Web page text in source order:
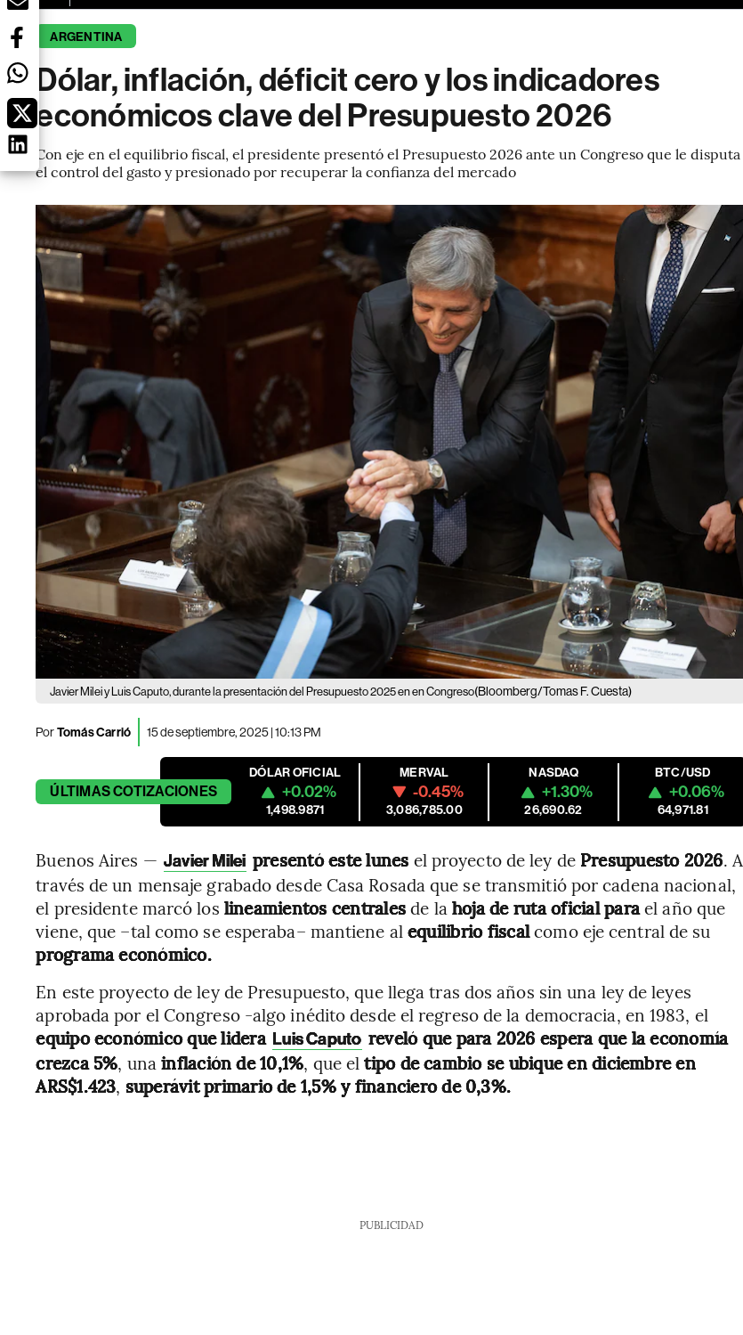
ARGENTINA
Dólar, inflación, déficit cero y los indicadores
económicos clave del Presupuesto 2026
Con eje en el equilibrio fiscal, el presidente presentó el Presupuesto 2026 ante un Congreso que le disputa
el control del gasto y presionado por recuperar la confianza del mercado
Javier Milei y Luis Caputo, durante la presentación del Presupuesto 2025 en en Congreso(Bloomberg/Tomas F. Cuesta)
PorTomás Carrió 15 de septiembre, 2025 | 10:13 PM
ÚLTIMASCOTIZACIONES
DÓLAR OFICIAL
+0.02%
1,498.9871
MERVAL
-0.45%
3,086,785.00
NASDAQ
+1.30%
26,690.62
BTC/USD
+0.06%
64,971.81
Buenos Aires — Javier Milei presentó este lunes el proyecto de ley de Presupuesto 2026. A
través de un mensaje grabado desde Casa Rosada que se transmitió por cadena nacional,
el presidente marcó los lineamientos centralesde la hoja de ruta oficial parael año que
viene, que –tal como se esperaba– mantiene al equilibrio fiscalcomo eje central de su
programa económico.
En este proyecto de ley de Presupuesto, que llega tras dos años sin una ley de leyes
aprobada por el Congreso -algo inédito desde el regreso de la democracia, en 1983, el
equipo económico que lidera Luis Caputo reveló que para 2026 espera que la economía
crezca 5%, unainflación de 10,1%, que eltipo de cambio se ubique en diciembre en
ARS$1.423, superávit primario de 1,5% y financiero de 0,3%.
PUBLICIDAD